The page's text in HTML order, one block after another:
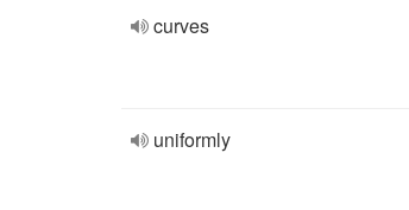
curves
uniformly